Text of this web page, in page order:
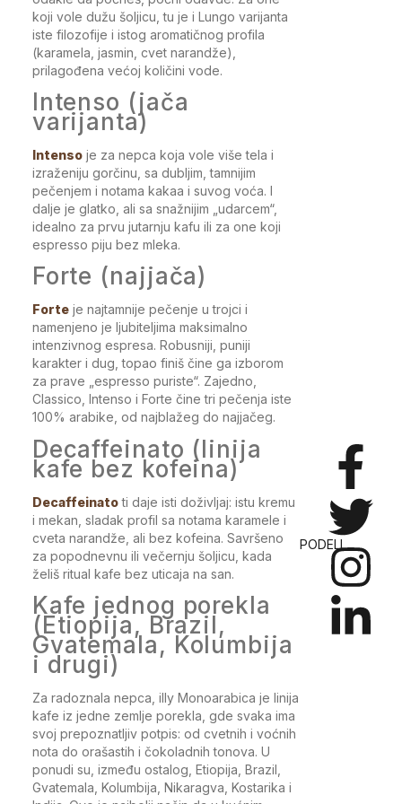
koji vole dužu šoljicu, tu je i Lungo varijanta
iste filozofije i istog aromatičnog profila
(karamela, jasmin, cvet narandže),
prilagođena većoj količini vode.
Intenso (jača
varijanta)
Intensoje za nepca koja vole više tela i
izraženiju gorčinu, sa dubljim, tamnijim
pečenjem i notama kakaa i suvog voća. I
dalje je glatko, ali sa snažnijim „udarcem“,
idealno za prvu jutarnju kafu ili za one koji
espresso piju bez mleka.
Forte (najjača)
Forteje najtamnije pečenje u trojci i
namenjeno je ljubiteljima maksimalno
intenzivnog espresa. Robusniji, puniji
karakter i dug, topao finiš čine ga izborom
za prave „espresso puriste“. Zajedno,
Classico, Intenso i Forte čine tri pečenja iste
100% arabike, od najblažeg do najjačeg.
Decaffeinato (linija
kafe bez kofeina)
Decaffeinatoti daje isti doživljaj: istu kremu
i mekan, sladak profil sa notama karamele i
cveta narandže, ali bez kofeina. Savršeno
za popodnevnu ili večernju šoljicu, kada
želiš ritual kafe bez uticaja na san.
Kafe jednog porekla
(Etiopija, Brazil,
Gvatemala, Kolumbija
i drugi)
Za radoznala nepca, illy Monoarabica je linija
kafe iz jedne zemlje porekla, gde svaka ima
svoj prepoznatljiv potpis: od cvetnih i voćnih
nota do orašastih i čokoladnih tonova. U
ponudi su, između ostalog, Etiopija, Brazil,
Gvatemala, Kolumbija, Nikaragva, Kostarika i
PODELI